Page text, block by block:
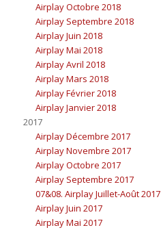
Airplay Octobre 2018
Airplay Septembre 2018
Airplay Juin 2018
Airplay Mai 2018
Airplay Avril 2018
Airplay Mars 2018
Airplay Février 2018
Airplay Janvier 2018
2017
Airplay Décembre 2017
Airplay Novembre 2017
Airplay Octobre 2017
Airplay Septembre 2017
07&08. Airplay Juillet-Août 2017
Airplay Juin 2017
Airplay Mai 2017